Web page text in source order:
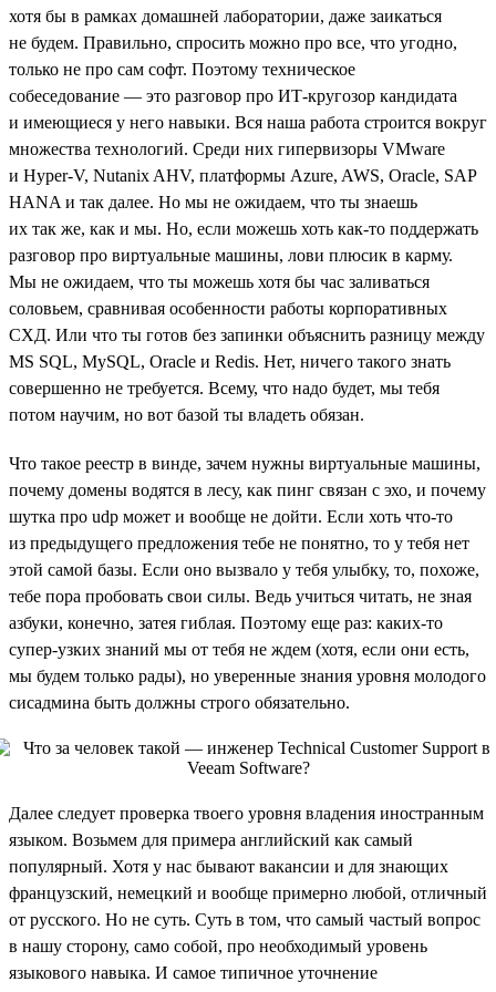
хотя бы в рамках домашней лаборатории, даже заикаться
не будем. Правильно, спросить можно про все, что угодно,
только не про сам софт. Поэтому техническое
собеседование — это разговор про ИТ-кругозор кандидата
и имеющиеся у него навыки. Вся наша работа строится вокруг
множества технологий. Среди них гипервизоры VMware
и Hyper-V, Nutanix AHV, платформы Azure, AWS, Oracle, SAP
HANA и так далее. Но мы не ожидаем, что ты знаешь
их так же, как и мы. Но, если можешь хоть как-то поддержать
разговор про виртуальные машины, лови плюсик в карму.
Мы не ожидаем, что ты можешь хотя бы час заливаться
соловьем, сравнивая особенности работы корпоративных
СХД. Или что ты готов без запинки объяснить разницу между
MS SQL, MySQL, Oracle и Redis. Нет, ничего такого знать
совершенно не требуется. Всему, что надо будет, мы тебя
потом научим, но вот базой ты владеть обязан.
Что такое реестр в винде, зачем нужны виртуальные машины,
почему домены водятся в лесу, как пинг связан с эхо, и почему
шутка про udp может и вообще не дойти. Если хоть что-то
из предыдущего предложения тебе не понятно, то у тебя нет
этой самой базы. Если оно вызвало у тебя улыбку, то, похоже,
тебе пора пробовать свои силы. Ведь учиться читать, не зная
азбуки, конечно, затея гиблая. Поэтому еще раз: каких-то
супер-узких знаний мы от тебя не ждем (хотя, если они есть,
мы будем только рады), но уверенные знания уровня молодого
сисадмина быть должны строго обязательно.
Далее следует проверка твоего уровня владения иностранным
языком. Возьмем для примера английский как самый
популярный. Хотя у нас бывают вакансии и для знающих
французский, немецкий и вообще примерно любой, отличный
от русского. Но не суть. Суть в том, что самый частый вопрос
в нашу сторону, само собой, про необходимый уровень
языкового навыка. И самое типичное уточнение